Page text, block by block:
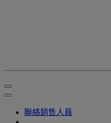
聯絡銷售人員